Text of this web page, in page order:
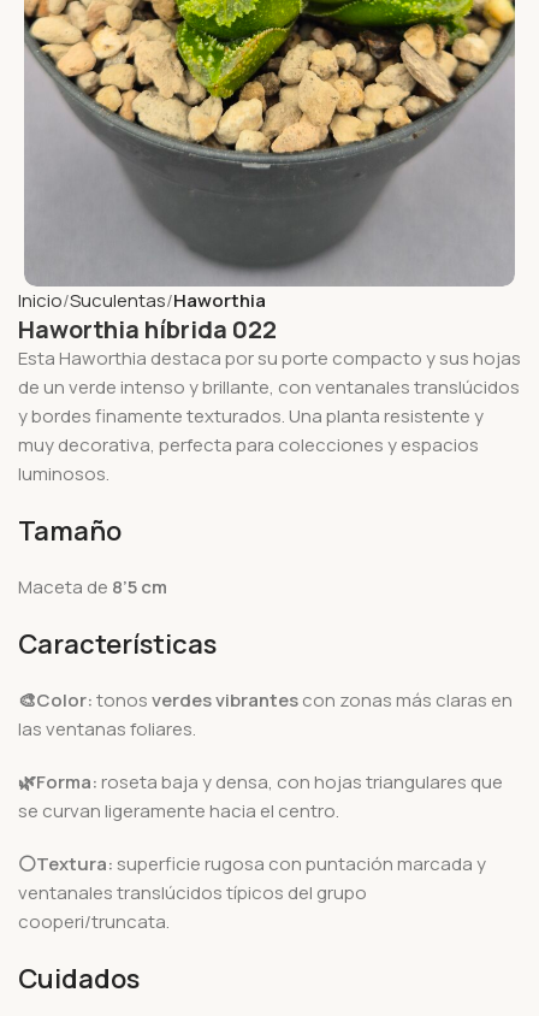
Inicio Suculentas Haworthia
Haworthia híbrida 022
Esta Haworthia destaca por su porte compacto y sus hojas
de un verde intenso y brillante, con ventanales translúcidos
y bordes finamente texturados. Una planta resistente y
muy decorativa, perfecta para colecciones y espacios
luminosos.
Tamaño
Maceta de 8’5 cm
Características
🎨Color:tonosverdes vibrantescon zonas más claras en
las ventanas foliares.
🌿Forma: roseta baja y densa, con hojas triangulares que
se curvan ligeramente hacia el centro.
⚪Textura: superficie rugosa con puntación marcada y
ventanales translúcidos típicos del grupo
cooperi/truncata.
Cuidados